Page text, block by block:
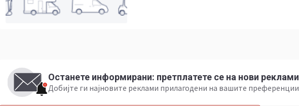
Останете информирани: претплатете се на нови реклами
Добијте ги најновите реклами прилагодени на вашите преференции